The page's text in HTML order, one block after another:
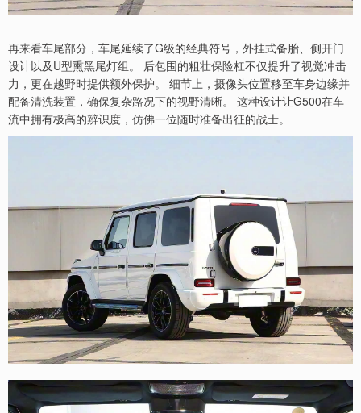
再来看车尾部分，车尾延续了G级的经典符号，外挂式备胎、侧开门
设计以及U型熏黑尾灯组。 后包围的粗壮保险杠不仅提升了视觉冲击
力，更在越野时提供额外保护。 细节上，摄像头位置移至车身边缘并
配备清洗装置，确保复杂路况下的视野清晰。 这种设计让G500在车
流中拥有极高的辨识度，仿佛一位随时准备出征的战士。